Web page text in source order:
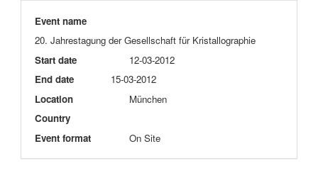
Event name
20. Jahrestagung der Gesellschaft für Kristallographie
Start date
12-03-2012
End date
15-03-2012
Location
München
Country
Event format
On Site